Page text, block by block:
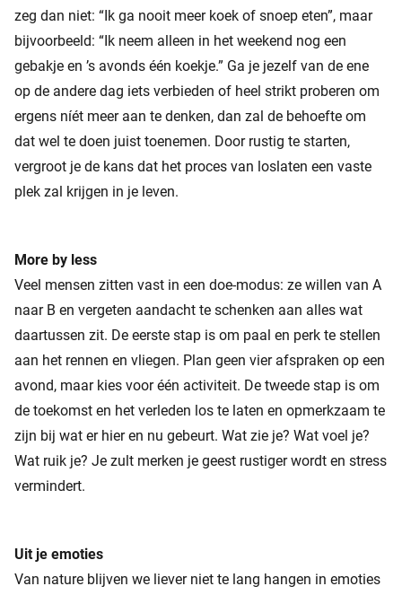
zeg dan niet: “Ik ga nooit meer koek of snoep eten”, maar
bijvoorbeeld: “Ik neem alleen in het weekend nog een
gebakje en ’s avonds één koekje.” Ga je jezelf van de ene
op de andere dag iets verbieden of heel strikt proberen om
ergens níét meer aan te denken, dan zal de behoefte om
dat wel te doen juist toenemen. Door rustig te starten,
vergroot je de kans dat het proces van loslaten een vaste
plek zal krijgen in je leven.
More by less
Veel mensen zitten vast in een doe-modus: ze willen van A
naar B en vergeten aandacht te schenken aan alles wat
daartussen zit. De eerste stap is om paal en perk te stellen
aan het rennen en vliegen. Plan geen vier afspraken op een
avond, maar kies voor één activiteit. De tweede stap is om
de toekomst en het verleden los te laten en opmerkzaam te
zijn bij wat er hier en nu gebeurt. Wat zie je? Wat voel je?
Wat ruik je? Je zult merken je geest rustiger wordt en stress
vermindert.
Uit je emoties
Van nature blijven we liever niet te lang hangen in emoties